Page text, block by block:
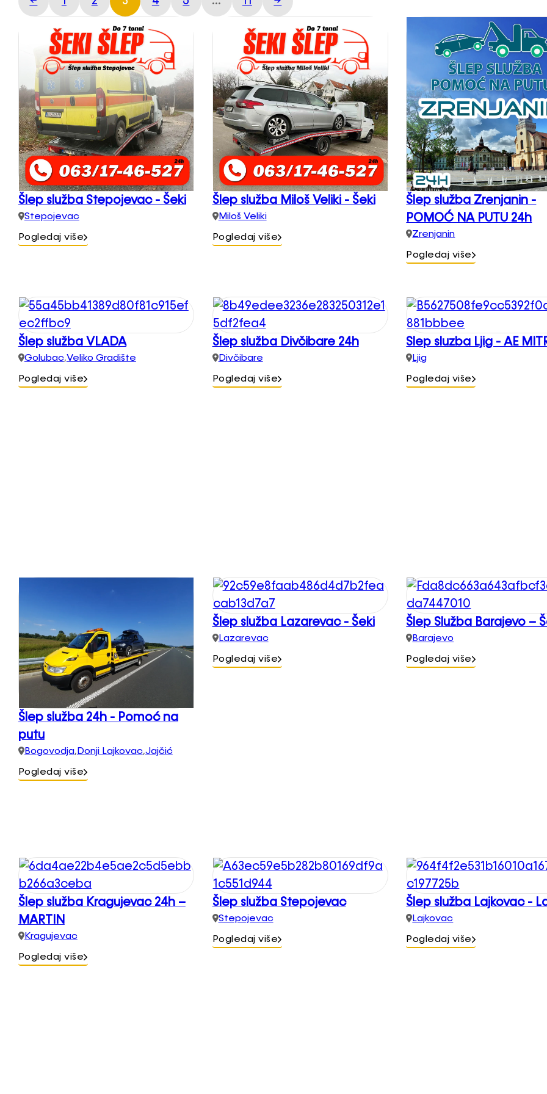
Šlep služba Stepojevac - Šeki
Stepojevac
Pogledaj više
Šlep služba Miloš Veliki - Šeki
Miloš Veliki
Pogledaj više
Šlep služba Zrenjanin -
POMOĆ NA PUTU 24h
Zrenjanin
Pogledaj više
Šlep služba VLADA
Golubac,Veliko Gradište
Pogledaj više
Šlep služba Divčibare 24h
Divčibare
Pogledaj više
Slep sluzba Ljig - AE
Ljig
Pogledaj više
Šlep služba 24h - Pomoć na
putu
Bogovodja, Donji Lajkovac,Jajčić
Pogledaj više
Šlep služba Lazarevac - Šeki
Lazarevac
Pogledaj više
Šlep Služba Barajevo –
Barajevo
Pogledaj više
Šlep služba Kragujevac 24h –
MARTIN
Kragujevac
Pogledaj više
Šlep služba Stepojevac
Stepojevac
Pogledaj više
Šlep služba Lajkovac -
Lajkovac
Pogledaj više